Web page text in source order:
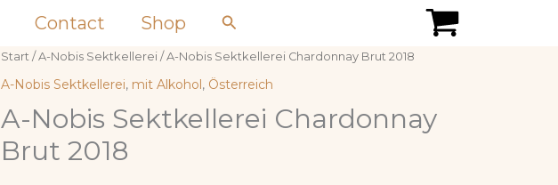
Contact Shop Suchen
Start/ A-Nobis Sektkellerei/ A-Nobis Sektkellerei Chardonnay Brut 2018
A-Nobis Sektkellerei, mit Alkohol, Österreich
A-Nobis Sektkellerei Chardonnay
Brut 2018
A-
Nobis
Chardonnay
Brut